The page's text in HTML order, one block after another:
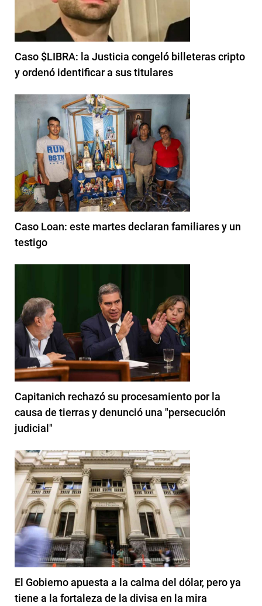
Caso $LIBRA: la Justicia congeló billeteras cripto
y ordenó identificar a sus titulares
Caso Loan: este martes declaran familiares y un
testigo
Capitanich rechazó su procesamiento por la
causa de tierras y denunció una "persecución
judicial"
El Gobierno apuesta a la calma del dólar, pero ya
tiene a la fortaleza de la divisa en la mira